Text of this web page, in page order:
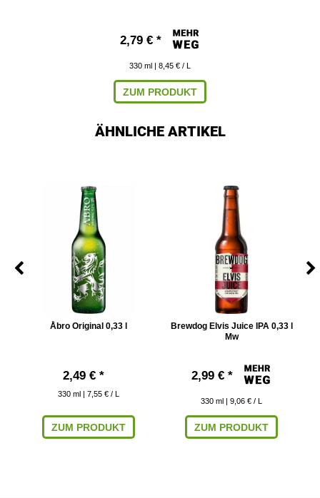
2,79 € *
330 ml | 8,45 € / L
ZUM PRODUKT
ÄHNLICHE ARTIKEL
Åbro Original 0,33 l
2,49 € *
330 ml | 7,55 € / L
ZUM PRODUKT
Brewdog Elvis Juice IPA 0,33 l
Mw
2,99 € *
330 ml | 9,06 € / L
ZUM PRODUKT